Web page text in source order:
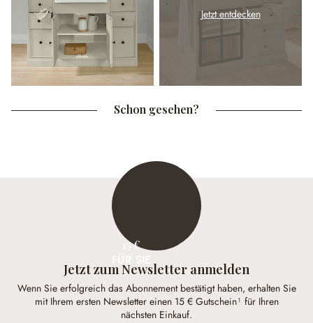
Jetzt entdecken
Schon gesehen?
15 €
Jetzt zum Newsletter anmelden
Wenn Sie erfolgreich das Abonnement bestätigt haben, erhalten Sie
mit Ihrem ersten Newsletter einen 15 € Gutschein¹ für Ihren
nächsten Einkauf.